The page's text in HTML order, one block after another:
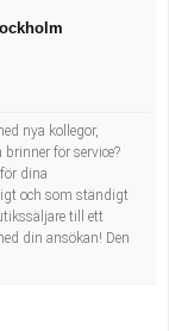
nya kollegor,
för service?
dina
och som ständigt
till ett
din ansökan! Den